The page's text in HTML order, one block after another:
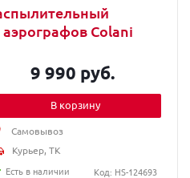
Colani
9 990 руб.
В корзину
Самовывоз
Курьер, ТК
Есть в наличии
Код: HS-124693